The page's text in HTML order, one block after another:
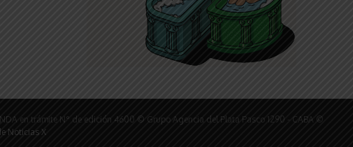
en trámite N° de edición 4600 © Grupo Agencia del Plata Pasco 1290 - CABA ©
Noticias X